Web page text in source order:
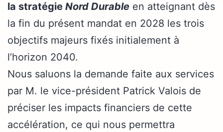
la stratégie Nord Durable en atteignant dès
la fin du présent mandat en 2028 les trois
objectifs majeurs fixés initialement à
l’horizon 2040.
Nous saluons la demande faite aux services
par M. le vice-président Patrick Valois de
préciser les impacts financiers de cette
accélération, ce qui nous permettra